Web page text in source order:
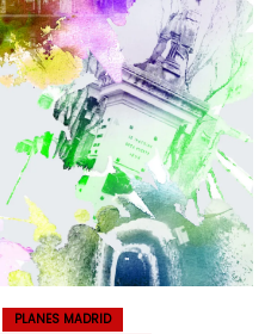
PLANES MADRID